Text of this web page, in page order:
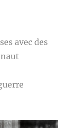
avec des